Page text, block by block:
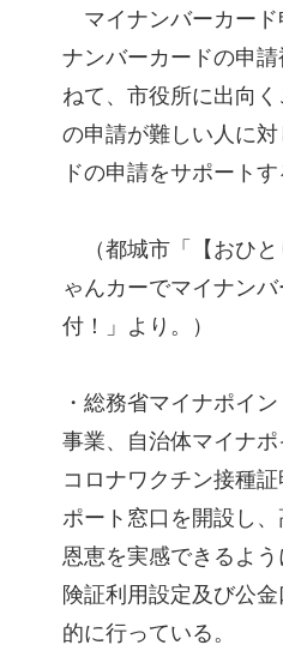
マイナンバーカード
ナンバーカードの申
ねて、市役所に出向
の申請が難しい人に
ドの申請をサポートす
（都城市「【おひと
ゃんカーでマイナン
付！」より。）
・総務省マイナポイ
事業、自治体マイナ
コロナワクチン接種
ポート窓口を開設し
恩恵を実感できるよ
険証利用設定及び公
的に行っている。